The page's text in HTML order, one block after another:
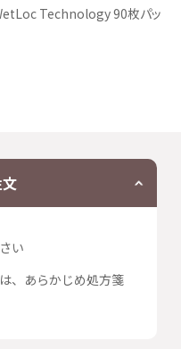
Technology 90枚パッ
い
、あらかじめ処方箋